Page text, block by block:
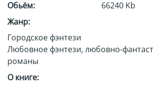
Обьём:
66240 Kb
Жанр:
Городское фэнтези
Любовное фэнтези, любовно-
романы
О книге: